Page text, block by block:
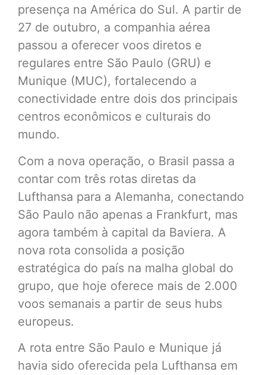
presença na América do Sul. A partir de
27 de outubro, a companhia aérea
passou a oferecer voos diretos e
regulares entre São Paulo (GRU) e
Munique (MUC), fortalecendo a
conectividade entre dois dos principais
centros econômicos e culturais do
mundo.
Com a nova operação, o Brasil passa a
contar com três rotas diretas da
Lufthansa para a Alemanha, conectando
São Paulo não apenas a Frankfurt, mas
agora também à capital da Baviera. A
nova rota consolida a posição
estratégica do país na malha global do
grupo, que hoje oferece mais de 2.000
voos semanais a partir de seus hubs
europeus.
A rota entre São Paulo e Munique já
havia sido oferecida pela Lufthansa em